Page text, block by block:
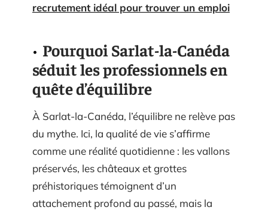
recrutement idéal pour trouver un emploi
Pourquoi Sarlat-la-Canéda
séduit les professionnels en
quête d’équilibre
À Sarlat-la-Canéda, l’équilibre ne relève pas
du mythe. Ici, la qualité de vie s’affirme
comme une réalité quotidienne : les vallons
préservés, les châteaux et grottes
préhistoriques témoignent d’un
attachement profond au passé, mais la